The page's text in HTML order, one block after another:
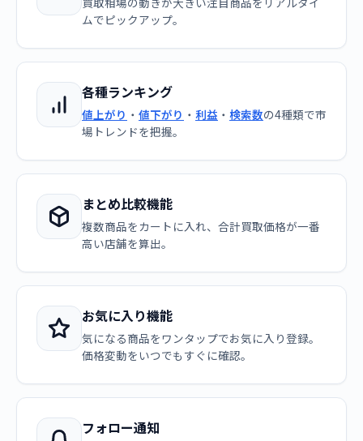
ムでピックアップ。
各種ランキング
値上がり ・ 値下がり ・ 利益 ・ 検索数の4種類で市
場トレンドを把握。
まとめ比較機能
複数商品をカートに入れ、合計買取価格が一番
高い店舗を算出。
お気に入り機能
気になる商品をワンタップでお気に入り登録。
価格変動をいつでもすぐに確認。
フォロー通知